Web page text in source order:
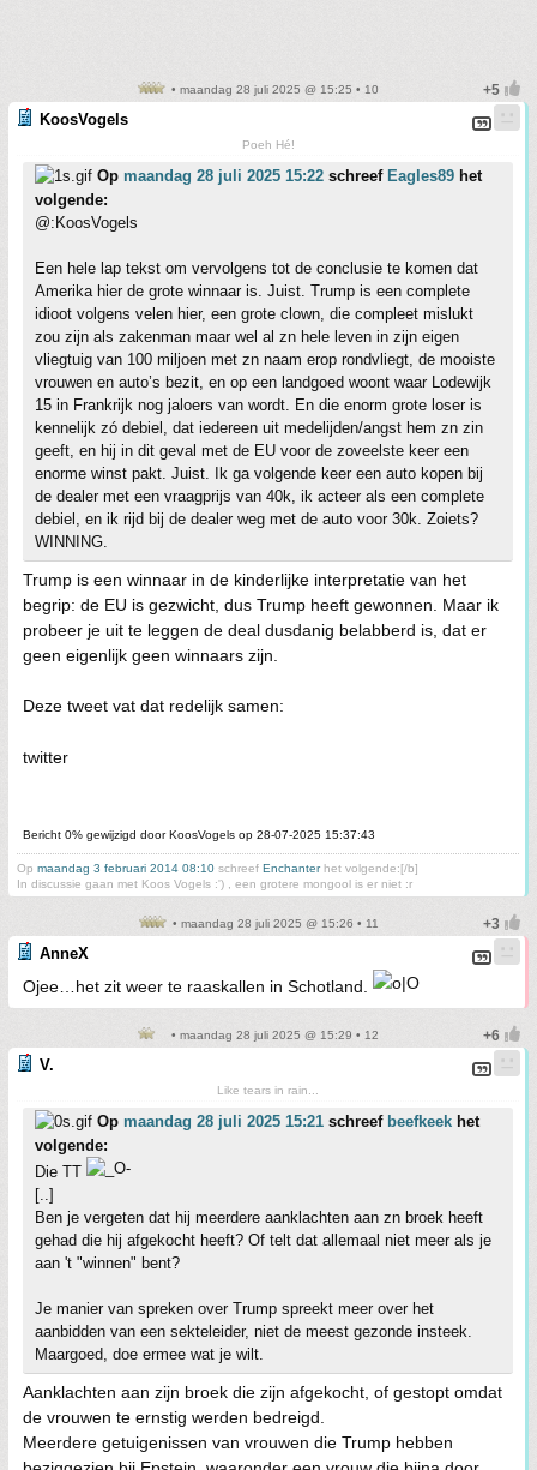
• maandag 28 juli 2025 @ 15:25 • 10
KoosVogels
Poeh Hé!
Op maandag 28 juli 2025 15:22 schreef Eagles89 het
volgende:
@:KoosVogels
Een hele lap tekst om vervolgens tot de conclusie te komen dat
Amerika hier de grote winnaar is. Juist. Trump is een complete
idioot volgens velen hier, een grote clown, die compleet mislukt
zou zijn als zakenman maar wel al zn hele leven in zijn eigen
vliegtuig van 100 miljoen met zn naam erop rondvliegt, de mooiste
vrouwen en auto’s bezit, en op een landgoed woont waar Lodewijk
15 in Frankrijk nog jaloers van wordt. En die enorm grote loser is
kennelijk zó debiel, dat iedereen uit medelijden/angst hem zn zin
geeft, en hij in dit geval met de EU voor de zoveelste keer een
enorme winst pakt. Juist. Ik ga volgende keer een auto kopen bij
de dealer met een vraagprijs van 40k, ik acteer als een complete
debiel, en ik rijd bij de dealer weg met de auto voor 30k. Zoiets?
WINNING.
Trump is een winnaar in de kinderlijke interpretatie van het
begrip: de EU is gezwicht, dus Trump heeft gewonnen. Maar ik
probeer je uit te leggen de deal dusdanig belabberd is, dat er
geen eigenlijk geen winnaars zijn.
Deze tweet vat dat redelijk samen:
twitter
Bericht 0% gewijzigd door KoosVogels op 28-07-2025 15:37:43
Op maandag 3 februari 2014 08:10 schreef Enchanterhet volgende:[/b]
In discussie gaan met Koos Vogels :') , een grotere mongool is er niet :r
• maandag 28 juli 2025 @ 15:26 • 11
AnneX
Ojee…het zit weer te raaskallen in Schotland.
• maandag 28 juli 2025 @ 15:29 • 12
V.
Like tears in rain...
Op maandag 28 juli 2025 15:21 schreef beefkeek het
volgende:
Die TT
[..]
Ben je vergeten dat hij meerdere aanklachten aan zn broek heeft
gehad die hij afgekocht heeft? Of telt dat allemaal niet meer als je
aan 't "winnen" bent?
Je manier van spreken over Trump spreekt meer over het
aanbidden van een sekteleider, niet de meest gezonde insteek.
Maargoed, doe ermee wat je wilt.
Aanklachten aan zijn broek die zijn afgekocht, of gestopt omdat
de vrouwen te ernstig werden bedreigd.
Meerdere getuigenissen van vrouwen die Trump hebben